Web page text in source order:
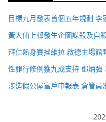
目標九月發表首個五年規劃
黃大仙上邨發生企圖謀殺及自
拜仁熱身賽挫維拉 啟德主場館
性罪行修例獲九成支持 鄧炳強
涉造假公屋富戶申報表 倉管員